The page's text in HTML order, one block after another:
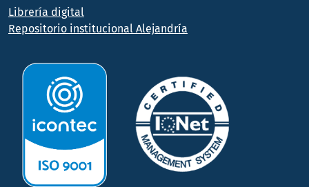
Librería digital
Repositorio institucional Alejandría